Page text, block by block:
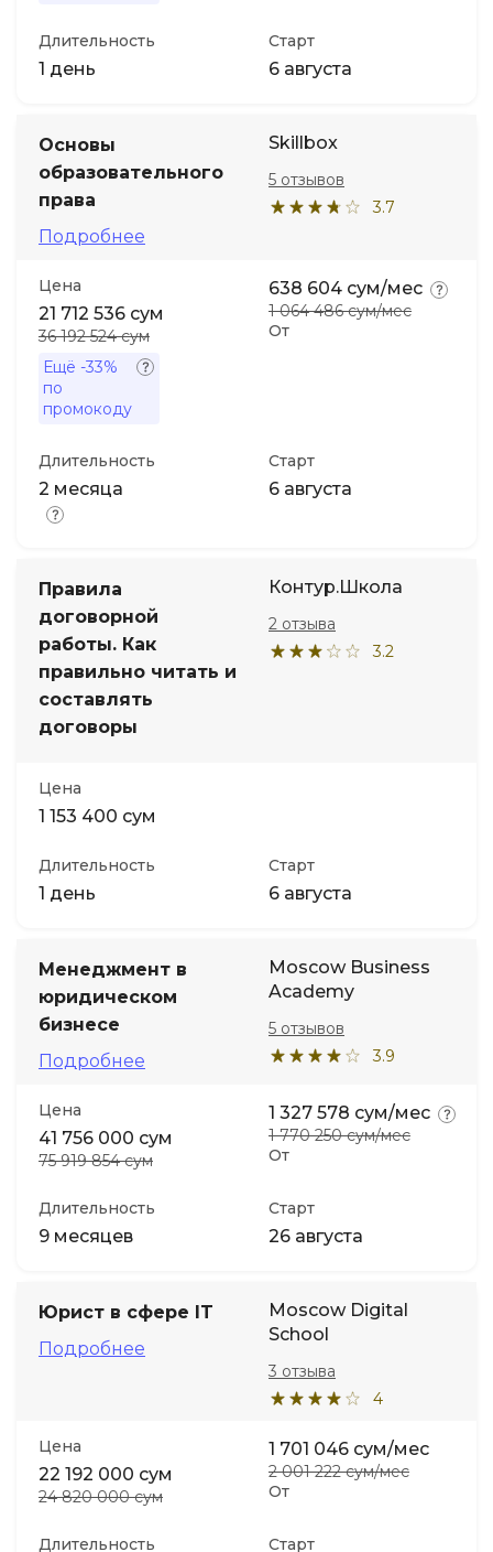
Длительность
1 день
Старт
6 августа
Основы
образовательного
права
Подробнее
Skillbox
3.7
5 отзывов
Цена
21 712 536 сум
36 192 524 сум
Ещё -33%
по
промокоду
От
638 604 сум/мес
1 064 486 сум/мес
Длительность
2 месяца
Старт
6 августа
Правила
договорной
работы. Как
правильно читать и
составлять
договоры
Контур.Школа
3.2
2 отзыва
Цена
1 153 400 сум
Длительность
1 день
Старт
6 августа
Менеджмент в
юридическом
бизнесе
Подробнее
Moscow Business
Academy
3.9
5 отзывов
Цена
41 756 000 сум
75 919 854 сум От
1 327 578 сум/мес
1 770 250 сум/мес
Длительность
9 месяцев
Старт
26 августа
Юрист в сфере IT
Подробнее
Moscow Digital
School
4
3 отзыва
Цена
22 192 000 сум
24 820 000 сум От
1 701 046 сум/мес
2 001 222 сум/мес
Длительность Старт